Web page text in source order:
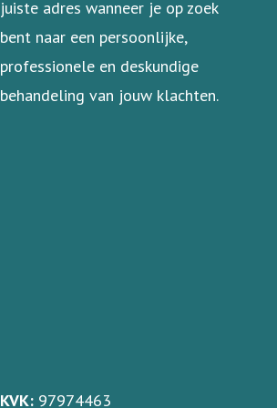
juiste adres wanneer je op zoek
bent naar een persoonlijke,
professionele en deskundige
behandeling van jouw klachten.
KVK: 97974463